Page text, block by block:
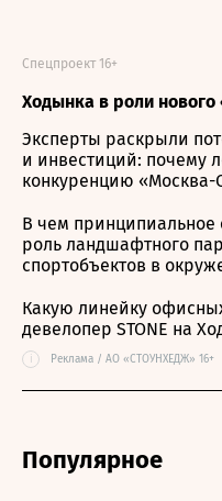
Ходынка в роли нового
Спецпроект 16+
Эксперты раскрыли
и инвестиций: почему
конкуренцию «Москва-
В чем принципиальное
роль ландшафтного
спортобъектов в
Какую линейку
девелопер STONE на
i Реклама / АО «СТОУНХЕДЖ» 16+
Популярное